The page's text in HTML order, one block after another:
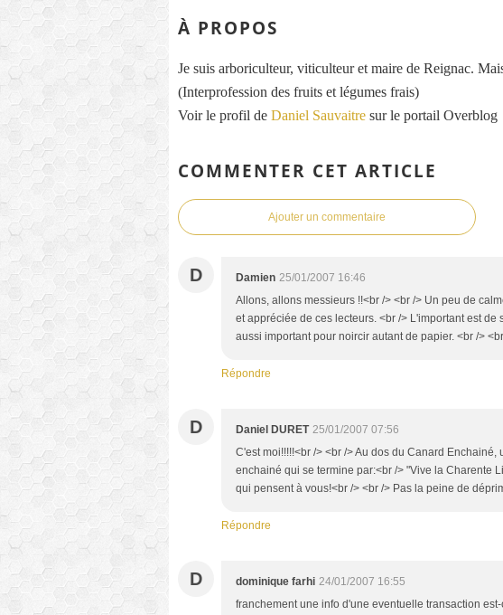
À PROPOS
Je suis arboriculteur, viticulteur et maire de Reignac.
(Interprofession des fruits et légumes frais)
Voir le profil de Daniel Sauvaitre sur le portail Overblog
COMMENTER CET ARTICLE
Ajouter un commentaire
D Damien 25/01/2007 16:46
Allons, allons messieurs !!<br /> <br /> Un peu de
et appréciée de ces lecteurs. <br /> L'important est
aussi important pour noircir autant de papier. <br />
Répondre
D Daniel DURET 25/01/2007 07:56
C'est moi!!!!!<br /> <br /> Au dos du Canard
enchainé qui se termine par:<br /> "Vive la Charente
qui pensent à vous!<br /> <br /> Pas la peine de
Répondre
D dominique farhi 24/01/2007 16:55
franchement une info d'une eventuelle transaction